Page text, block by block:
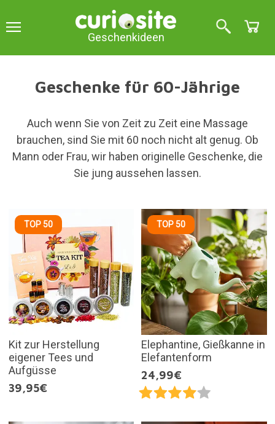
Geschenkideen
Geschenke für 60-Jährige
Auch wenn Sie von Zeit zu Zeit eine Massage
brauchen, sind Sie mit 60 noch nicht alt genug. Ob
Mann oder Frau, wir haben originelle Geschenke, die
Sie jung aussehen lassen.
TOP 50
Kit zur Herstellung
eigener Tees und
Aufgüsse
39,95€
TOP 50
Elephantine, Gießkanne in
Elefantenform
24,99€